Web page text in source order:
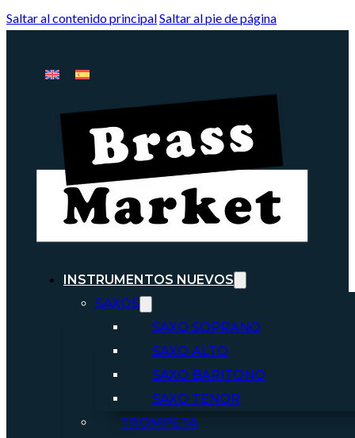
Saltar al contenido principalSaltar al pie de página
INSTRUMENTOS NUEVOS
SAXOS
SAXO SOPRANO
SAXO ALTO
SAXO BARITONO
SAXO TENOR
TROMPETA